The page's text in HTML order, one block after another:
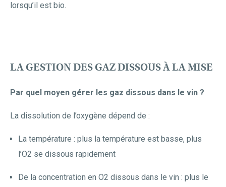
lorsqu’il est bio.
LA GESTION DES GAZ DISSOUS À LA MISE
Par quel moyen gérer les gaz dissous dans le vin ?
La dissolution de l’oxygène dépend de :
La température : plus la température est basse, plus
l’O2 se dissous rapidement
De la concentration en O2 dissous dans le vin : plus le